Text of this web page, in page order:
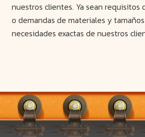
nuestros clientes. Ya sean requisitos
o demandas de materiales y
necesidades exactas de nuestros